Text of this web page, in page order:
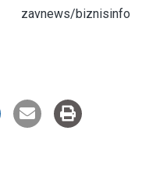
zavnews/biznisinfo